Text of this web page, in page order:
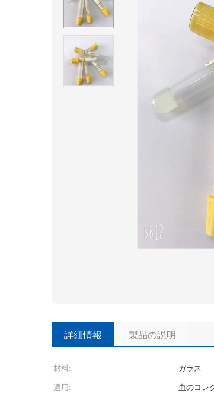
詳細情報 製品の説明
材料: ガラス
適用:
血のコレ